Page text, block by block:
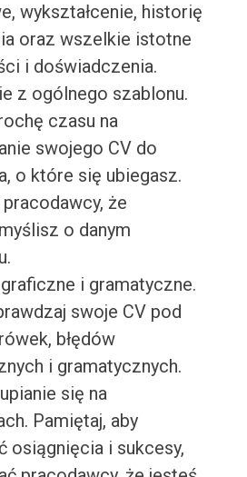
wykształcenie, historię
oraz wszelkie istotne
i doświadczenia.
z ogólnego szablonu.
czasu na
swojego CV do
o które się ubiegasz.
że
o danym
i gramatyczne.
swoje CV pod
błędów
i gramatycznych.
się na
Pamiętaj, aby
osiągnięcia i sukcesy,